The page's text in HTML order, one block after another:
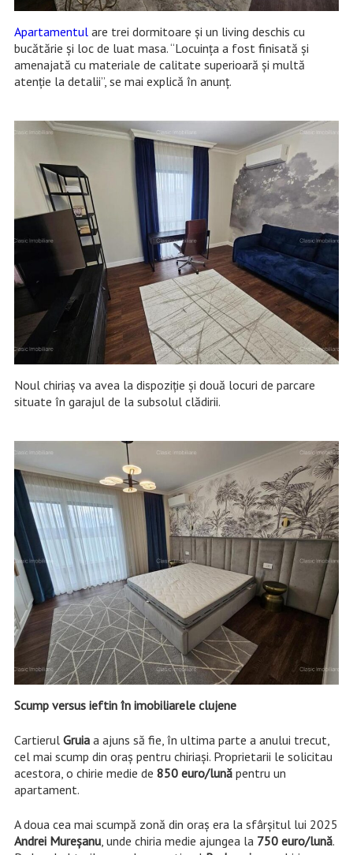
Apartamentulare trei dormitoare și un living deschis cu
bucătărie și loc de luat masa. “Locuința a fost finisată și
amenajată cu materiale de calitate superioară și multă
atenție la detalii”, se mai explică în anunț.
Noul chiriaș va avea la dispoziție și două locuri de parcare
situate în garajul de la subsolul clădirii.
Scump versus ieftin în imobiliarele clujene
Cartierul Gruia a ajuns să fie, în ultima parte a anului trecut,
cel mai scump din oraș pentru chiriași. Proprietarii le solicitau
acestora, o chirie medie de 850 euro/lunăpentru un
apartament.
A doua cea mai scumpă zonă din oraș era la sfârșitul lui 2025
Andrei Mureșanu, unde chiria medie ajungea la 750 euro/lună.